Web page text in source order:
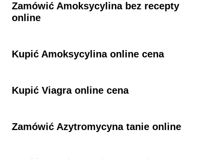
Zamówić Amoksycylina​ bez recepty
online
Kupić Amoksycylina​ online cena
Kupić Viagra online cena
Zamówić Azytromycyna​ tanie online